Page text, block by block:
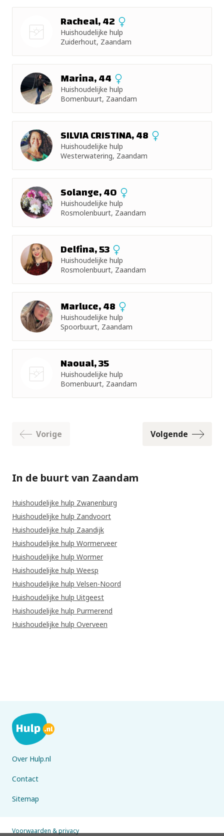
Racheal, 42
Huishoudelijke hulp
Zuiderhout, Zaandam
Marina, 44
Huishoudelijke hulp
Bomenbuurt, Zaandam
SILVIA CRISTINA, 48
Huishoudelijke hulp
Westerwatering, Zaandam
Solange, 40
Huishoudelijke hulp
Rosmolenbuurt, Zaandam
Delfina, 53
Huishoudelijke hulp
Rosmolenbuurt, Zaandam
Marluce, 48
Huishoudelijke hulp
Spoorbuurt, Zaandam
Naoual, 35
Huishoudelijke hulp
Bomenbuurt, Zaandam
Vorige Volgende
In de buurt van Zaandam
Huishoudelijke hulp Zwanenburg
Huishoudelijke hulp Zandvoort
Huishoudelijke hulp Zaandijk
Huishoudelijke hulp Wormerveer
Huishoudelijke hulp Wormer
Huishoudelijke hulp Weesp
Huishoudelijke hulp Velsen-Noord
Huishoudelijke hulp Uitgeest
Huishoudelijke hulp Purmerend
Huishoudelijke hulp Overveen
Over Hulp.nl
Contact
Sitemap
Voorwaarden & privacy